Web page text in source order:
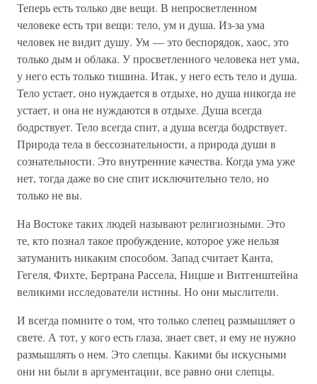
Теперь есть только две вещи. В непросветленном
человеке есть три вещи: тело, ум и душа. Из-за ума
человек не видит душу. Ум — это беспорядок, хаос, это
только дым и облака. У просветленного человека нет ума,
у него есть только тишина. Итак, у него есть тело и душа.
Тело устает, оно нуждается в отдыхе, но душа никогда не
устает, и она не нуждаются в отдыхе. Душа всегда
бодрствует. Тело всегда спит, а душа всегда бодрствует.
Природа тела в бессознательности, а природа души в
сознательности. Это внутренние качества. Когда ума уже
нет, тогда даже во сне спит исключительно тело, но
только не вы.
На Востоке таких людей называют религиозными. Это
те, кто познал такое пробуждение, которое уже нельзя
затуманить никаким способом. Запад считает Канта,
Гегеля, Фихте, Бертрана Рассела, Ницше и Витгенштейна
великими исследователи истины. Но они мыслители.
И всегда помните о том, что только слепец размышляет о
свете. А тот, у кого есть глаза, знает свет, и ему не нужно
размышлять о нем. Это слепцы. Какими бы искусными
они ни были в аргументации, все равно они слепцы.